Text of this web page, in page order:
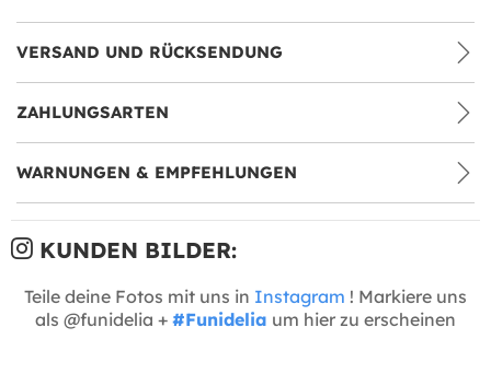
VERSAND UND RÜCKSENDUNG
ZAHLUNGSARTEN
WARNUNGEN & EMPFEHLUNGEN
KUNDEN BILDER:
Teile deine Fotos mit uns in Instagram ! Markiere uns
als @funidelia + #Funidelia um hier zu erscheinen